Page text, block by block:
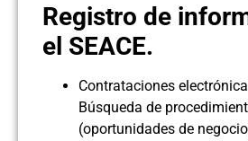
Registro de
el SEACE.
Contrataciones
Búsqueda de
(oportunidades de